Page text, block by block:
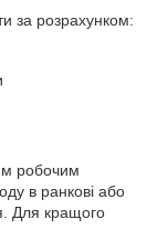
за розрахунком:
робочим
в ранкові або
Для кращого